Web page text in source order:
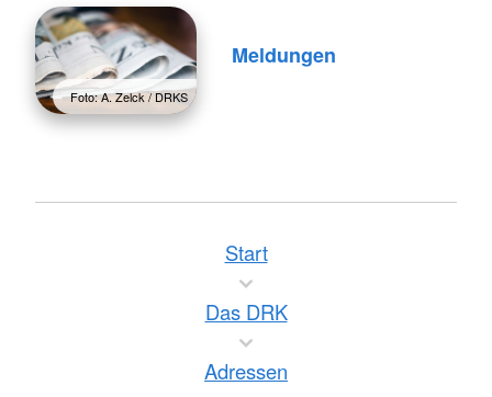
Foto: A. Zelck / DRKS
Meldungen
Start
Das DRK
Adressen